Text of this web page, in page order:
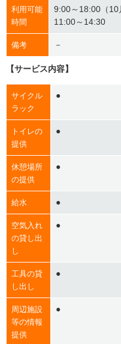
利用可能
時間
9:00～18:00（10
11:00～14:30
備考 －
【サービス内容】
サイクル
ラック
●
トイレの
提供
●
休憩場所
の提供
●
給水 ●
空気入れ
の貸し出
し
●
工具の貸
し出し
●
周辺施設
等の情報
提供
●